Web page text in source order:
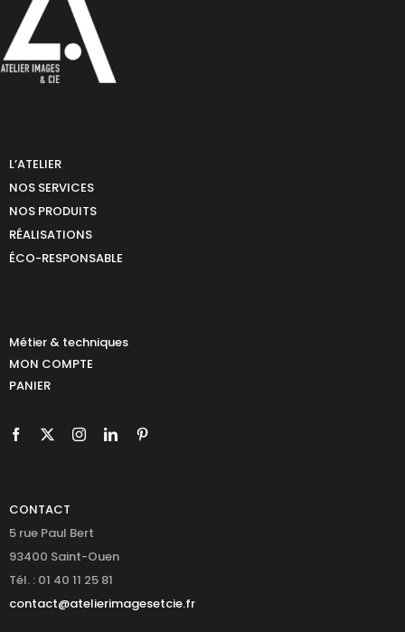
L’ATELIER
NOS SERVICES
NOS PRODUITS
RÉALISATIONS
ÉCO-RESPONSABLE
Métier & techniques
MON COMPTE
PANIER
CONTACT
5 rue Paul Bert
93400 Saint-Ouen
Tél. : 01 40 11 25 81
contact@atelierimagesetcie.fr